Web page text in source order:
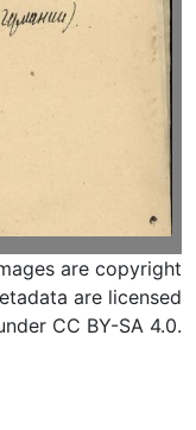
are copyright
are licensed
CC BY-SA 4.0.